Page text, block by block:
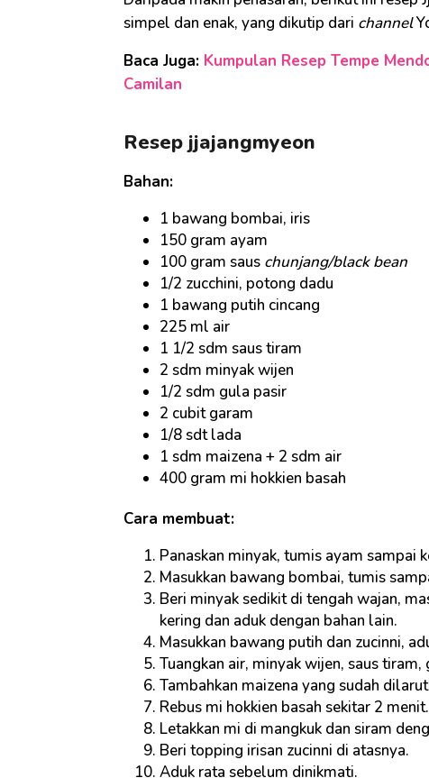
simpel dan enak, yang dikutip dari channel
Baca Juga: Kumpulan Resep Tempe
Camilan
Resep jjajangmyeon
Bahan:
1 bawang bombai, iris
150 gram ayam
100 gram saus chunjang/black bean
1/2 zucchini, potong dadu
1 bawang putih cincang
225 ml air
1 1/2 sdm saus tiram
2 sdm minyak wijen
1/2 sdm gula pasir
2 cubit garam
1/8 sdt lada
1 sdm maizena + 2 sdm air
400 gram mi hokkien basah
Cara membuat:
Panaskan minyak, tumis ayam sampai
Masukkan bawang bombai, tumis
Beri minyak sedikit di tengah wajan,
kering dan aduk dengan bahan lain.
Masukkan bawang putih dan zucinni,
Tuangkan air, minyak wijen, saus
Tambahkan maizena yang sudah
Rebus mi hokkien basah sekitar 2
Letakkan mi di mangkuk dan siram
Beri topping irisan zucinni di atasnya.
Aduk rata sebelum dinikmati.